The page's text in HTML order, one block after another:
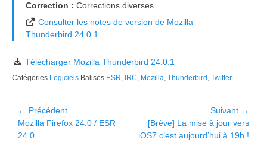
Correction : Corrections diverses
Consulter les notes de version de Mozilla
Thunderbird 24.0.1
Télécharger Mozilla Thunderbird 24.0.1
Catégories Logiciels Balises ESR IRC Mozilla Thunderbird Twitter
Navigation
de
l’article
← Précédent
Article
précédent :
Mozilla Firefox 24.0 / ESR
24.0
Suivant →
Article
suivant :
[Brève] La mise à jour vers
iOS7 c’est aujourd’hui à 19h !